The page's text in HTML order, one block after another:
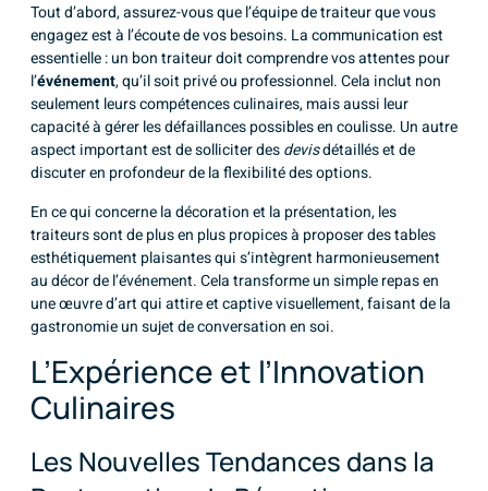
Tout d’abord, assurez-vous que l’équipe de traiteur que vous
engagez est à l’écoute de vos besoins. La communication est
essentielle : un bon traiteur doit comprendre vos attentes pour
l’événement, qu’il soit privé ou professionnel. Cela inclut non
seulement leurs compétences culinaires, mais aussi leur
capacité à gérer les défaillances possibles en coulisse. Un autre
aspect important est de solliciter desdevisdétaillés et de
discuter en profondeur de la flexibilité des options.
En ce qui concerne la décoration et la présentation, les
traiteurs sont de plus en plus propices à proposer des tables
esthétiquement plaisantes qui s’intègrent harmonieusement
au décor de l’événement. Cela transforme un simple repas en
une œuvre d’art qui attire et captive visuellement, faisant de la
gastronomie un sujet de conversation en soi.
L’Expérience et l’Innovation
Culinaires
Les Nouvelles Tendances dans la